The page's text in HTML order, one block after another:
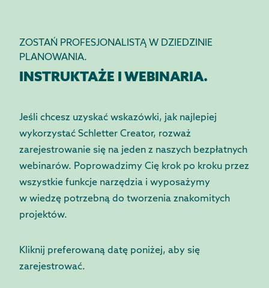
ZOSTAŃ PROFESJONALISTĄ W DZIEDZINIE
PLANOWANIA.
INSTRUKTAŻE I WEBINARIA.
Jeśli chcesz uzyskać wskazówki, jak najlepiej
wykorzystać Schletter Creator, rozważ
zarejestrowanie się na jeden z naszych bezpłatnych
webinarów. Poprowadzimy Cię krok po kroku przez
wszystkie funkcje narzędzia i wyposażymy
w wiedzę potrzebną do tworzenia znakomitych
projektów.
Kliknij preferowaną datę poniżej, aby się
zarejestrować.